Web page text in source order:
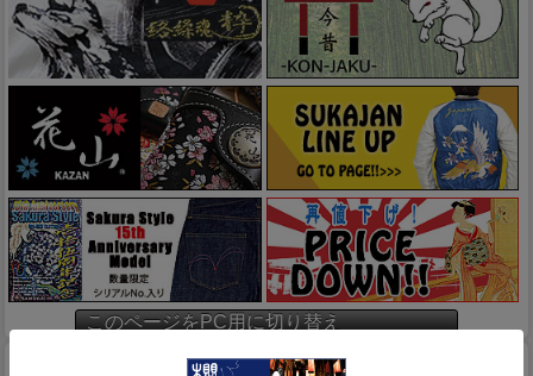
このページをPC用に切り替え
マイページ